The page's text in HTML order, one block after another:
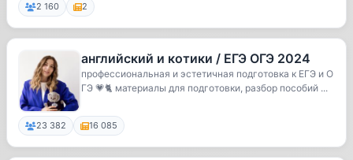
2 160 2
английский и котики / ЕГЭ ОГЭ 2024
профессиональная и эстетичная подготовка к ЕГЭ и О
ГЭ 💗🐈 материалы для подготовки, разбор пособий ...
23 382 16 085